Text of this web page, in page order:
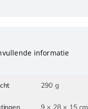
informatie
290 g